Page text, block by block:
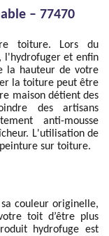
– 77470
toiture. Lors du
l'hydrofuger et enfin
la hauteur de votre
la toiture peut être
maison détient des
des artisans
anti-mousse
L'utilisation de
sur toiture.
couleur originelle,
toit d’être plus
hydrofuge est